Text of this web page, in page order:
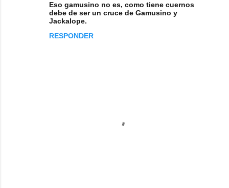
Eso gamusino no es, como tiene cuernos
debe de ser un cruce de Gamusino y
Jackalope.
RESPONDER